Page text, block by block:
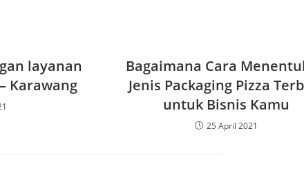
layanan
Karawang
Bagaimana Cara
Jenis Packaging Pizza
untuk Bisnis Kamu
25 April 2021